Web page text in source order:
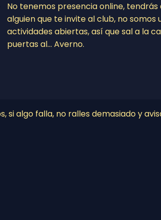
No tenemos presencia online,
alguien que te invite al club, no
actividades abiertas, así que sal a la
puertas al… Averno.
algo falla, no ralles demasiado y